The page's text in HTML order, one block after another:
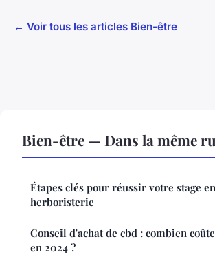
← Voir tous les articles Bien-être
Bien-être — Dans la même
Étapes clés pour réussir votre stage en
herboristerie
Conseil d'achat de cbd : combien
en 2024 ?